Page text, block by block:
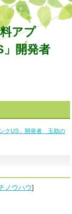
アプ
開発者
US」開発者 玉助の
ノウハウ]